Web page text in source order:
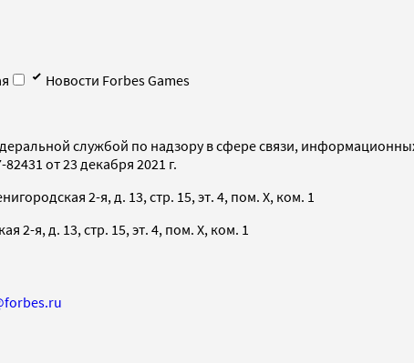
Новости Forbes Games
службой по надзору в сфере связи,
от 23 декабря 2021 г.
2-я, д. 13, стр. 15, эт. 4, пом. X, ком. 1
2-я, д. 13, стр. 15, эт. 4, пом. X, ком. 1